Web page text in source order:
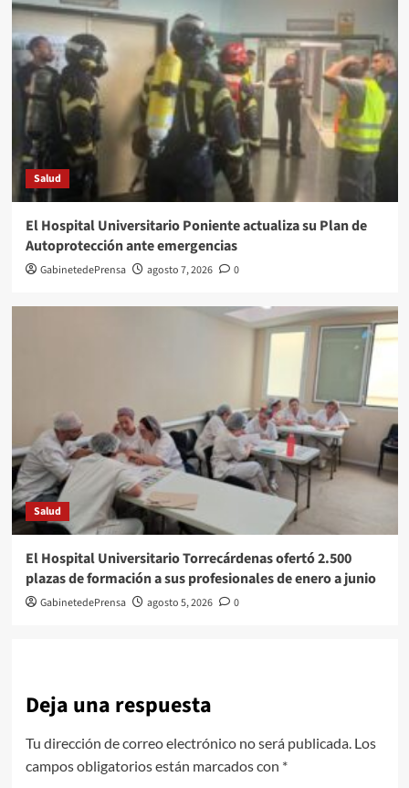
Salud
El Hospital Universitario Poniente actualiza su Plan de
Autoprotección ante emergencias
GabinetedePrensa agosto 7, 2026 0
Salud
El Hospital Universitario Torrecárdenas ofertó 2.500
plazas de formación a sus profesionales de enero a junio
GabinetedePrensa agosto 5, 2026 0
Deja una respuesta
Tu dirección de correo electrónico no será publicada. Los
campos obligatorios están marcados con *